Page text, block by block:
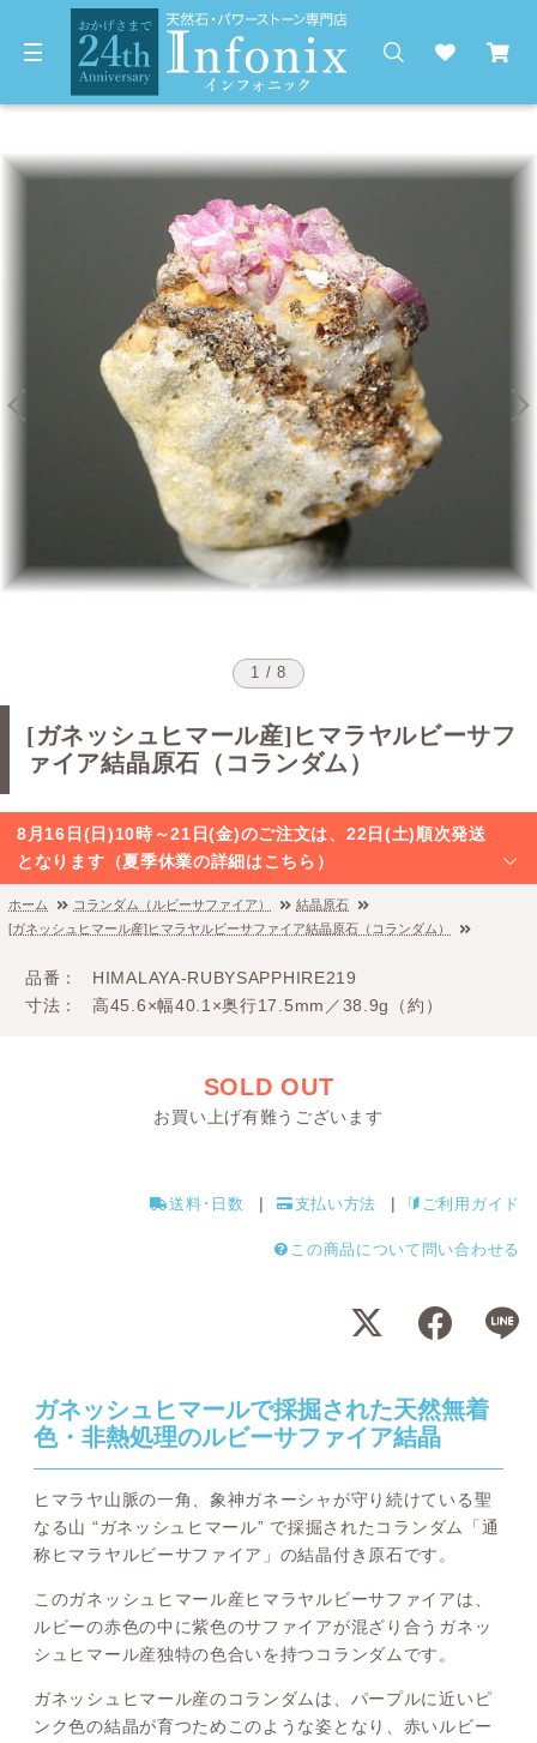
1 / 8
[ガネッシュヒマール産]ヒマラヤルビーサフ
ァイア結晶原石（コランダム）
8月16日(日)10時～21日(金)のご注文は、22日(土)順次発送
となります（夏季休業の詳細はこちら）
ホーム コランダム（ルビーサファイア）
結晶原石
[ガネッシュヒマール産]ヒマラヤルビーサファイア結晶原石（コランダム）
品番
HIMALAYA-RUBYSAPPHIRE219
寸法
高45.6×幅40.1×奥行17.5mm／38.9g（約）
SOLD OUT
お買い上げ有難うございます
送料･日数 支払い方法 ご利用ガイド
この商品について問い合わせる
ガネッシュヒマールで採掘された天然無着
色・非熱処理のルビーサファイア結晶
ヒマラヤ山脈の一角、象神ガネーシャが守り続けている聖
なる山 “ガネッシュヒマール” で採掘されたコランダム「通
称ヒマラヤルビーサファイア」の結晶付き原石です。
このガネッシュヒマール産ヒマラヤルビーサファイアは、
ルビーの赤色の中に紫色のサファイアが混ざり合うガネッ
シュヒマール産独特の色合いを持つコランダムです。
ガネッシュヒマール産のコランダムは、パープルに近いピ
ンク色の結晶が育つためこのような姿となり、赤いルビー